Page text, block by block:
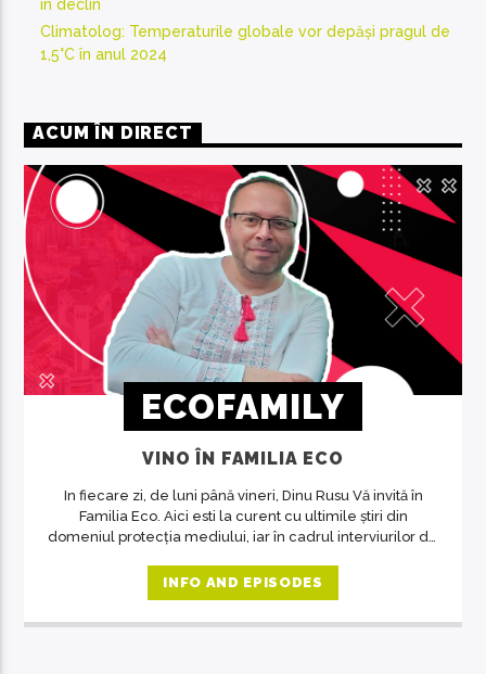
în declin
Climatolog: Temperaturile globale vor depăși pragul de
1,5°C în anul 2024
ACUM ÎN DIRECT
ECOFAMILY
VINO ÎN FAMILIA ECO
In fiecare zi, de luni până vineri, Dinu Rusu Vă invită în
Familia Eco. Aici esti la curent cu ultimile știri din
domeniul protecția mediului, iar în cadrul interviurilor de
familie.
INFO AND EPISODES